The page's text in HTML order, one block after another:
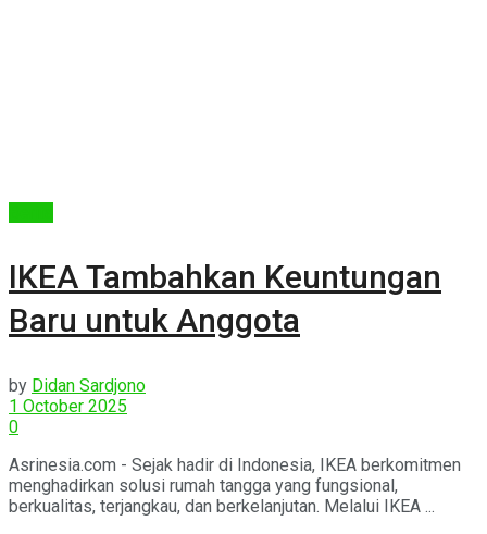
IKEA Tambahkan Keuntungan
Baru untuk Anggota
by Didan Sardjono
1 October 2025
0
Asrinesia.com - Sejak hadir di Indonesia, IKEA berkomitmen
menghadirkan solusi rumah tangga yang fungsional,
berkualitas, terjangkau, dan berkelanjutan. Melalui IKEA ...